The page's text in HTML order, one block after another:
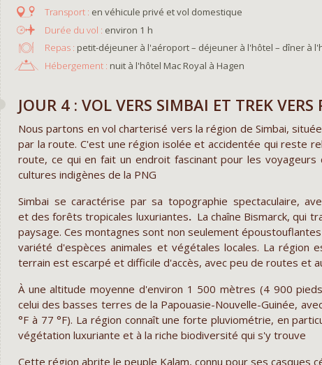
en véhicule privé et vol domestique
environ 1 h
Repas : petit-déjeuner à l'aéroport – déjeuner à l'hôtel – dîner à
Hébergement : nuit à l'hôtel Mac Royal à Hagen
JOUR 4 : VOL VERS SIMBAI ET TREK
Nous partons en vol charterisé vers la région de Simbai,
par la route. C'est une région isolée et accidentée qui reste
route, ce qui en fait un endroit fascinant pour les
cultures indigènes de la PNG
Simbai se caractérise par sa topographie spectaculaire,
et des forêts tropicales luxuriantes. La chaîne Bismarck, qui
paysage. Ces montagnes sont non seulement
variété d'espèces animales et végétales locales. La
terrain est escarpé et difficile d'accès, avec peu de routes et
À une altitude moyenne d'environ 1 500 mètres (4 900
celui des basses terres de la Papouasie-Nouvelle-Guinée,
°F à 77 °F). La région connaît une forte pluviométrie, en
végétation luxuriante et à la riche biodiversité qui s'y trouve
Cette région abrite le peuple Kalam, connu pour ses casques